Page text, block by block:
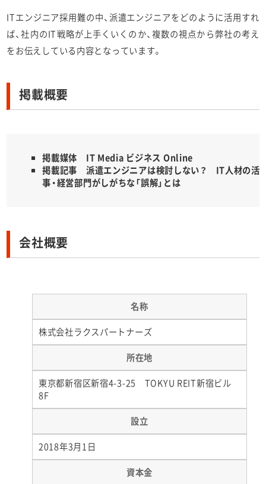
ITエンジニア採用難の中、派遣エンジニアをどのように活用すれ
ば、社内のIT戦略が上手くいくのか、複数の視点から弊社の考え
をお伝えしている内容となっています。
掲載概要
掲載媒体 IT Media ビジネス Online
掲載記事 派遣エンジニアは検討しない？ IT人材の活
事・経営部門がしがちな「誤解」とは
会社概要
名称
株式会社ラクスパートナーズ
所在地
東京都新宿区新宿4-3-25 TOKYU REIT新宿ビル
8F
設立
2018年3月1日
資本金